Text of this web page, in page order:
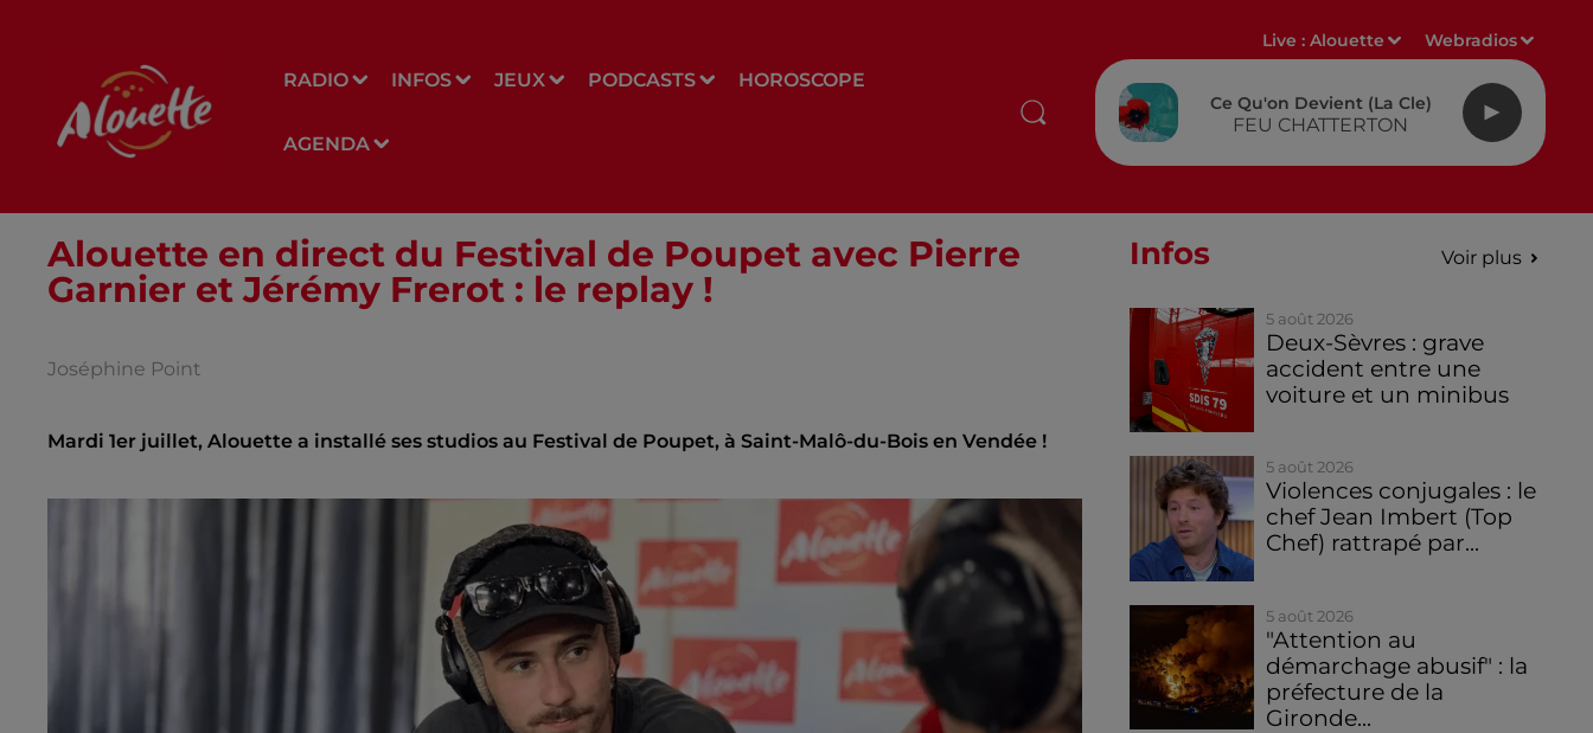
RADIO INFOS JEUX PODCASTS HOROSCOPE
AGENDA
Live :Alouette Webradios
Ce Qu'on Devient (la Cle)
FEU CHATTERTON
Alouette en direct du Festival de Poupet avec Pierre
Garnier et Jérémy Frerot : le replay !
Joséphine Point
Mardi 1er juillet, Alouette a installé ses studios au Festival de Poupet, à Saint-Malô-du-Bois en Vendée !
Infos Voir plus
5 août 2026
Deux-Sèvres : grave
accident entre une
voiture et un minibus
5 août 2026
Violences conjugales : le
chef Jean Imbert (Top
Chef) rattrapé par...
5 août 2026
"Attention au
démarchage abusif" : la
préfecture de la
Gironde...